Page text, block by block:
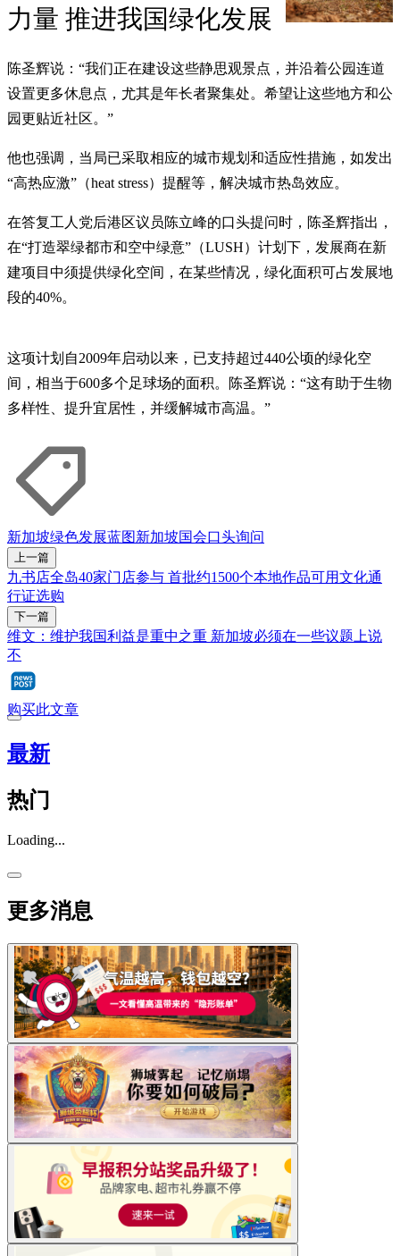
力量 推进我国绿化发展
陈圣辉说：“我们正在建设这些静思观景点，并沿着公园连道
设置更多休息点，尤其是年长者聚集处。希望让这些地方和公
园更贴近社区。”
他也强调，当局已采取相应的城市规划和适应性措施，如发出
“高热应激”（heat stress）提醒等，解决城市热岛效应。
在答复工人党后港区议员陈立峰的口头提问时，陈圣辉指出，
在“打造翠绿都市和空中绿意”（LUSH）计划下，发展商在新
建项目中须提供绿化空间，在某些情况，绿化面积可占发展地
段的40%。
这项计划自2009年启动以来，已支持超过440公顷的绿化空
间，相当于600多个足球场的面积。陈圣辉说：“这有助于生物
多样性、提升宜居性，并缓解城市高温。”
新加坡绿色发展蓝图新加坡国会口头询问
上一篇
九书店全岛40家门店参与 首批约1500个本地作品可用文化通
行证选购
下一篇
维文：维护我国利益是重中之重 新加坡必须在一些议题上说
不
购买此文章
最新
热门
Loading...
更多消息